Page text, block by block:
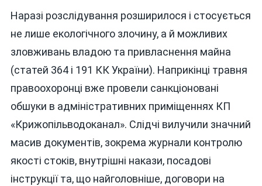
Наразі розслідування розширилося і стосується
не лише екологічного злочину, а й можливих
зловживань владою та привласнення майна
(статей 364 і 191 КК України). Наприкінці травня
правоохоронці вже провели санкціоновані
обшуки в адміністративних приміщеннях КП
«Крижопільводоканал». Слідчі вилучили значний
масив документів, зокрема журнали контролю
якості стоків, внутрішні накази, посадові
інструкції та, що найголовніше, договори на